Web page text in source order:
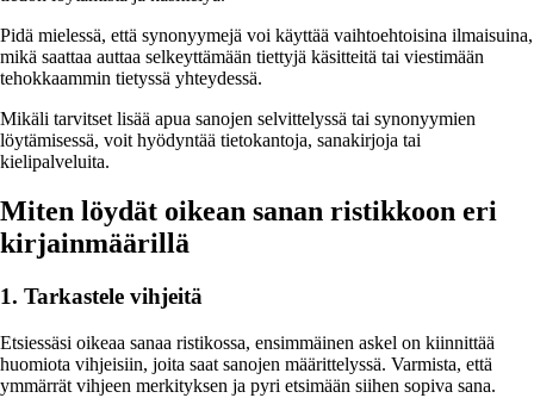
Pidä mielessä, että synonyymejä voi käyttää vaihtoehtoisina ilmaisuina,
mikä saattaa auttaa selkeyttämään tiettyjä käsitteitä tai viestimään
tehokkaammin tietyssä yhteydessä.
Mikäli tarvitset lisää apua sanojen selvittelyssä tai synonyymien
löytämisessä, voit hyödyntää tietokantoja, sanakirjoja tai
kielipalveluita.
Miten löydät oikean sanan ristikkoon eri
kirjainmäärillä
1. Tarkastele vihjeitä
Etsiessäsi oikeaa sanaa ristikossa, ensimmäinen askel on kiinnittää
huomiota vihjeisiin, joita saat sanojen määrittelyssä. Varmista, että
ymmärrät vihjeen merkityksen ja pyri etsimään siihen sopiva sana.